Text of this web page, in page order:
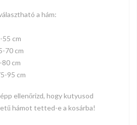
a hám:
55 cm
70 cm
80 cm
95 cm
ellenőrizd, hogy kutyusod
hámot tetted-e a kosárba!